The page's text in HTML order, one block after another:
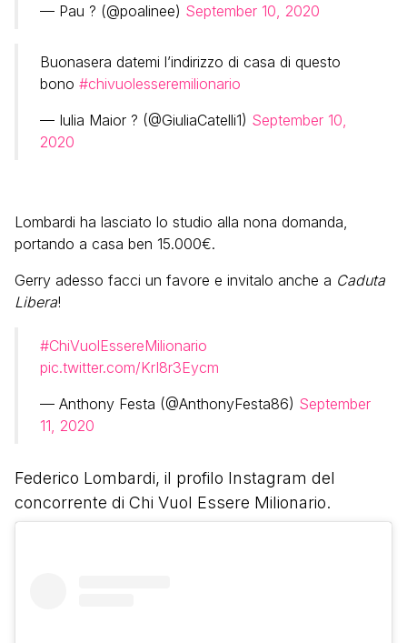
— Pau ? (@poalinee) September 10, 2020
Buonasera datemi l’indirizzo di casa di questo
bono #chivuolesseremilionario
— Iulia Maior ? (@GiuliaCatelli1) September 10,
2020
Lombardi ha lasciato lo studio alla nona domanda,
portando a casa ben 15.000€.
Gerry adesso facci un favore e invitalo anche a Caduta
Libera!
#ChiVuolEssereMilionario
pic.twitter.com/KrI8r3Eycm
— Anthony Festa (@AnthonyFesta86) September
11, 2020
Federico Lombardi, il profilo Instagram del
concorrente di Chi Vuol Essere Milionario.